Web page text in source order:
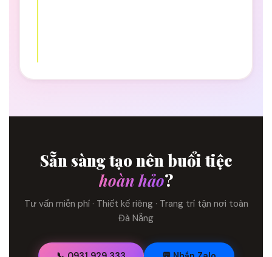
Sẵn sàng tạo nên buổi tiệc
hoàn hảo?
Tư vấn miễn phí · Thiết kế riêng · Trang trí tận nơi toàn
Đà Nẵng